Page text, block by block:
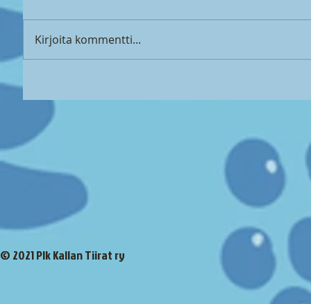
Kirjoita kommentti...
© 2021 Plk Kallan Tiirat ry